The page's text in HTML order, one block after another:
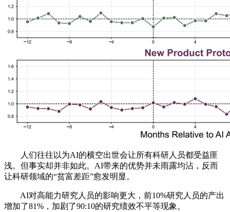
人们往往以为AI的横空出世会让所有科研人员都受益匪
浅。但事实却并非如此。AI带来的优势并未雨露均沾，反而
让科研领域的“贫富差距”愈发明显。
AI对高能力研究人员的影响更大，前10%研究人员的产出
增加了81%，加剧了90:10的研究绩效不平等现象。